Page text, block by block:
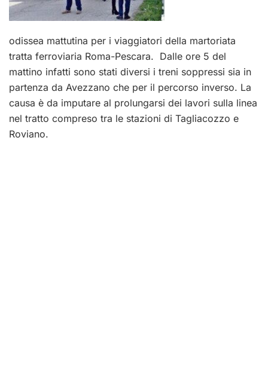
odissea mattutina per i viaggiatori della martoriata
tratta ferroviaria Roma-Pescara. Dalle ore 5 del
mattino infatti sono stati diversi i treni soppressi sia in
partenza da Avezzano che per il percorso inverso. La
causa è da imputare al prolungarsi dei lavori sulla linea
nel tratto compreso tra le stazioni di Tagliacozzo e
Roviano.